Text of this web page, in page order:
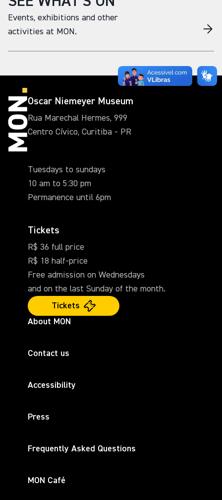
Events, exhibitions and other
activities at MON.
Oscar Niemeyer Museum
Rua Marechal Hermes, 999
Centro Cívico, Curitiba - PR
Tuesdays to sundays
10 am to 5:30 pm
Permanence until 6pm
Tickets
R$ 36 full price
R$ 18 half-price
Free admission on Wednesdays
and on the last Sunday of the month.
Tickets
About MON
Contact us
Accessibility
Press
Frequently Asked Questions
MON Café